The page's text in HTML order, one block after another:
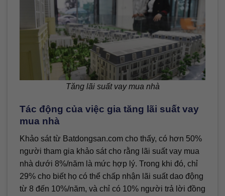
Tăng lãi suất vay mua nhà
Tác động của việc gia tăng lãi suất vay
mua nhà
Khảo sát từ Batdongsan.com cho thấy, có hơn 50%
người tham gia khảo sát cho rằng lãi suất vay mua
nhà dưới 8%/năm là mức hợp lý. Trong khi đó, chỉ
29% cho biết họ có thể chấp nhận lãi suất dao động
từ 8 đến 10%/năm, và chỉ có 10% người trả lời đồng